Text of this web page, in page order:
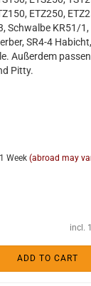
ETZ250,
Schwalbe KR51/
SR4-4
Außerdem
Pitty.
Week (abroad may
incl.
ADD TO CART